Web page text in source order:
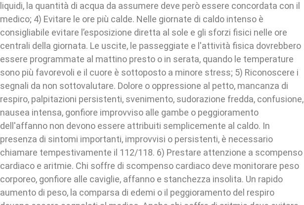
liquidi, la quantità di acqua da assumere deve però essere concordata con il
medico; 4) Evitare le ore più calde. Nelle giornate di caldo intenso è
consigliabile evitare l’esposizione diretta al sole e gli sforzi fisici nelle ore
centrali della giornata. Le uscite, le passeggiate e l'attività fisica dovrebbero
essere programmate al mattino presto o in serata, quando le temperature
sono più favorevoli e il cuore è sottoposto a minore stress; 5) Riconoscere i
segnali da non sottovalutare. Dolore o oppressione al petto, mancanza di
respiro, palpitazioni persistenti, svenimento, sudorazione fredda, confusione,
nausea intensa, gonfiore improvviso alle gambe o peggioramento
dell'affanno non devono essere attribuiti semplicemente al caldo. In
presenza di sintomi importanti, improvvisi o persistenti, è necessario
chiamare tempestivamente il 112/118. 6) Prestare attenzione a scompenso
cardiaco e aritmie. Chi soffre di scompenso cardiaco deve monitorare peso
corporeo, gonfiore alle caviglie, affanno e stanchezza insolita. Un rapido
aumento di peso, la comparsa di edemi o il peggioramento del respiro